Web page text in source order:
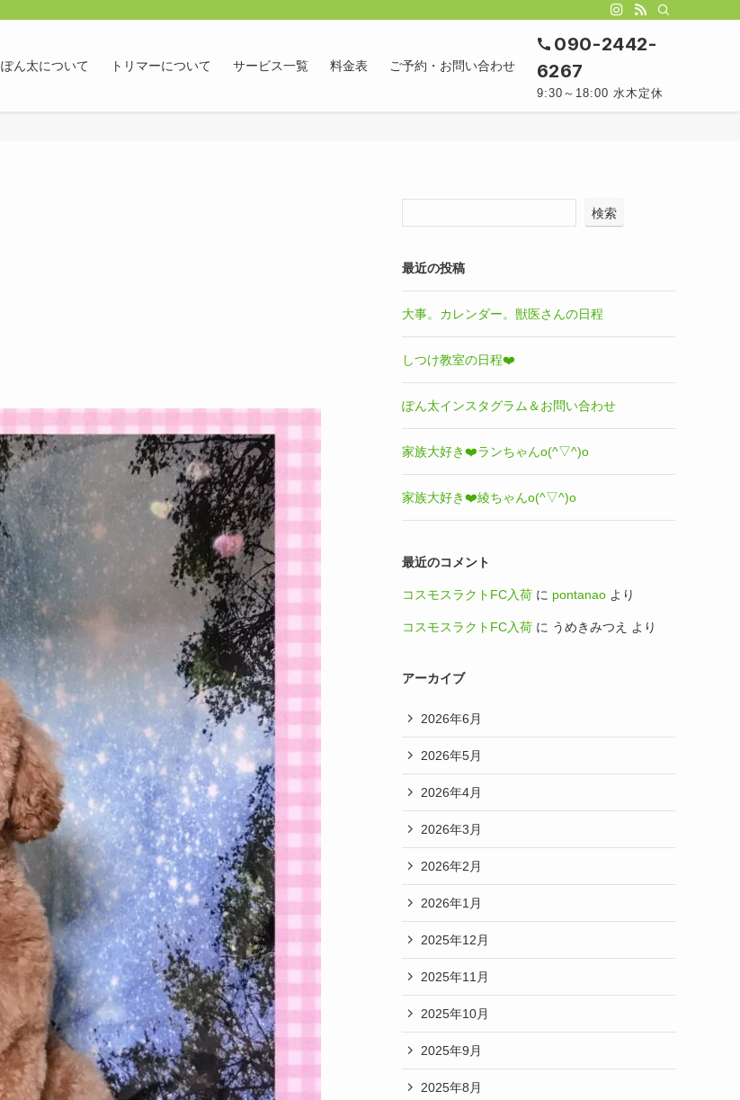
ぽん太について トリマーについて サービス一覧 料金表 ご予約・お問い合わせ
090-2442-
6267
9:30～18:00 水木定休
検索
最近の投稿
大事。カレンダー。獣医さんの日程
しつけ教室の日程❤️
ぽん太インスタグラム＆お問い合わせ
家族大好き❤️ランちゃんo(^▽^)o
家族大好き❤️綾ちゃんo(^▽^)o
最近のコメント
コスモスラクトFC入荷 に pontanao より
コスモスラクトFC入荷 に うめきみつえ より
アーカイブ
2026年6月
2026年5月
2026年4月
2026年3月
2026年2月
2026年1月
2025年12月
2025年11月
2025年10月
2025年9月
2025年8月